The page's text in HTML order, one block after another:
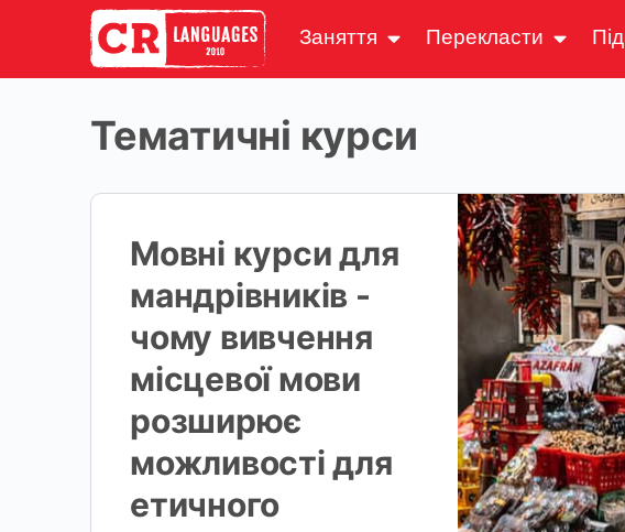
Заняття Перекласти
Тематичні курси
Мовні курси для
мандрівників -
чому вивчення
місцевої мови
розширює
можливості для
етичного